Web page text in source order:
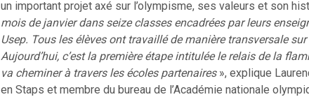
un important projet axé sur l’olympisme, ses valeurs et son
mois de janvier dans seize classes encadrées par leurs
Usep. Tous les élèves ont travaillé de manière transversale
Aujourd’hui, c’est la première étape intitulée le relais de la
va cheminer à travers les écoles partenaires», explique
en Staps et membre du bureau de l’Académie nationale